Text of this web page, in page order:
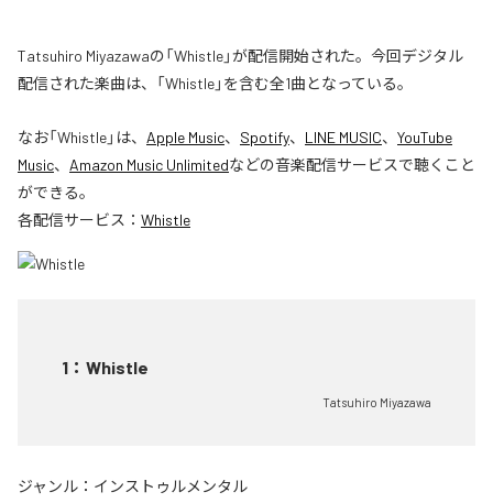
Tatsuhiro Miyazawaの「Whistle」が配信開始された。今回デジタル
配信された楽曲は、「Whistle」を含む全1曲となっている。
なお「Whistle」は、 Apple Music、 Spotify、 LINE MUSIC、 YouTube
Music、 Amazon Music Unlimitedなどの音楽配信サービスで聴くこと
ができる。
各配信サービス： Whistle
1 ： Whistle
Tatsuhiro Miyazawa
ジャンル： インストゥルメンタル